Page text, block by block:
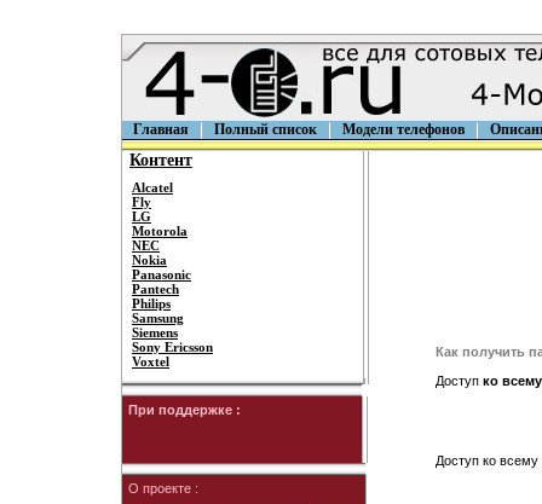
Главная Полный список Модели телефонов
Контент
Alcatel
Fly
LG
Motorola
NEC
Nokia
Panasonic
Pantech
Philips
Samsung
Siemens
Sony Ericsson
Voxtel
При поддержке :
О проекте :
Как получить
Доступ ко
Доступ ко всему